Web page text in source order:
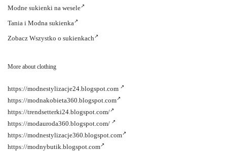
Modne sukienki na wesele
Tania i Modna sukienka
Zobacz Wszystko o sukienkach
More about clothing
https://modnestylizacje24.blogspot.com
https://modnakobieta360.blogspot.com
https://trendsetterki24.blogspot.com/
https://modauroda360.blogspot.com/
https://modnestylizacje360.blogspot.com
https://modnybutik.blogspot.com